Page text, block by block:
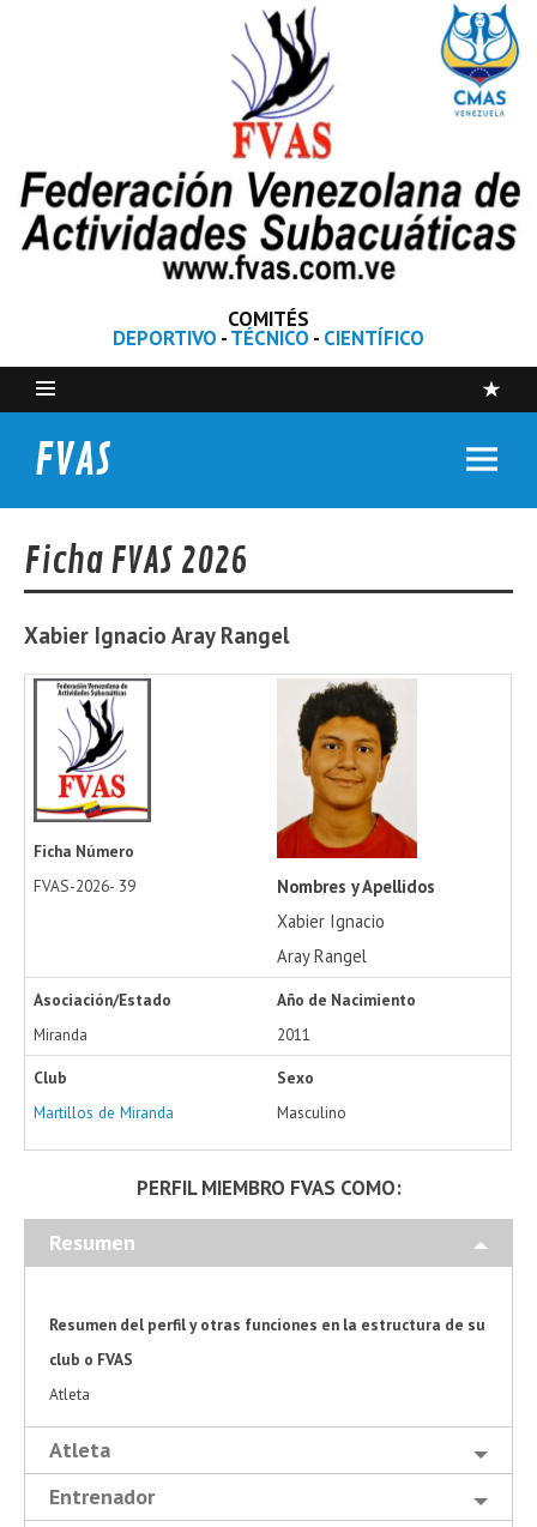
COMITÉS
DEPORTIVO -TÉCNICO - CIENTÍFICO
FVAS
Ficha FVAS 2026
Xabier Ignacio Aray Rangel
Ficha Número
FVAS-2026- 39
Nombres y Apellidos
Xabier Ignacio
Aray Rangel
Asociación/Estado
Miranda
Año de Nacimiento
2011
Club
Martillos de Miranda
Sexo
Masculino
PERFIL MIEMBRO FVAS COMO:
Resumen
Resumen del perfil y otras funciones en la estructura de su
club o FVAS
Atleta
Atleta
Entrenador